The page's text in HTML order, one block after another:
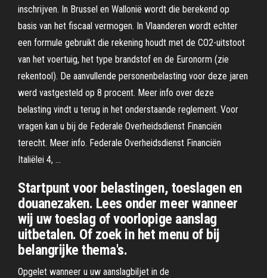
inschrijven. In Brussel en Wallonië wordt die berekend op
basis van het fiscaal vermogen. In Vlaanderen wordt echter
een formule gebruikt die rekening houdt met de CO2-uitstoot
van het voertuig, het type brandstof en de Euronorm (zie
rekentool). De aanvullende personenbelasting voor deze jaren
werd vastgesteld op 8 procent. Meer info over deze
belasting vindt u terug in het onderstaande reglement. Voor
vragen kan u bij de Federale Overheidsdienst Financiën
terecht. Meer info. Federale Overheidsdienst Financiën
Italiëlei 4, …
Startpunt voor belastingen, toeslagen en
douanezaken. Lees onder meer wanneer
wij uw toeslag of voorlopige aanslag
uitbetalen. Of zoek in het menu of bij
belangrijke thema's.
Opgelet wanneer u uw aanslagbiljet in de